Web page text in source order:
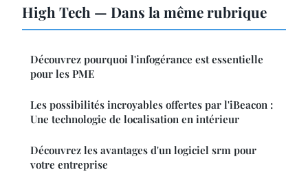
High Tech — Dans la même rubrique
Découvrez pourquoi l'infogérance est essentielle
pour les PME
Les possibilités incroyables offertes par l'iBeacon :
Une technologie de localisation en intérieur
Découvrez les avantages d'un logiciel srm pour
votre entreprise